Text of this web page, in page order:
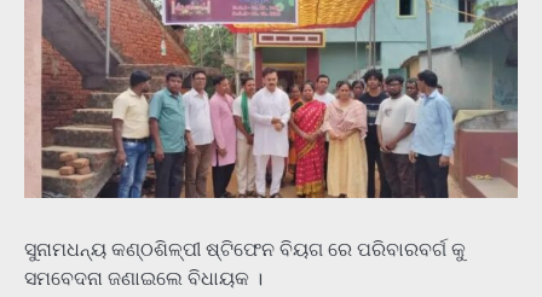
ସୁନାମଧନ୍ୟ କଣ୍ଠଶିଳ୍ପୀ ଷ୍ଟିଫେନ ବିୟଗ ରେ ପରିବାରବର୍ଗ କୁ
ସମବେଦନା ଜଣାଇଲେ ବିଧାୟକ ।